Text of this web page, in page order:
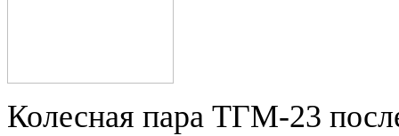
Колесная пара ТГМ-23